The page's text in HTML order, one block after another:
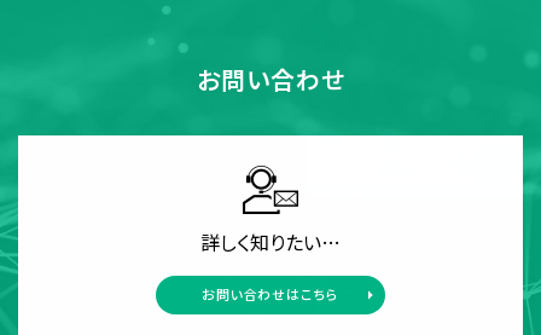
お問い合わせ
詳しく知りたい…
お問い合わせはこちら